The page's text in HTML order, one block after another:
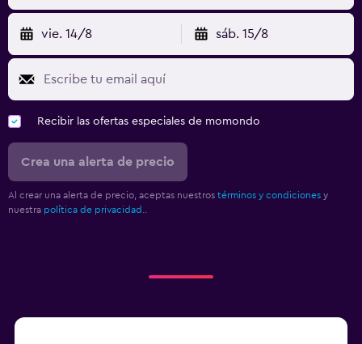
vie. 14/8 sáb. 15/8
Recibir las ofertas especiales de momondo
Crea una alerta de precio
Al crear una alerta de precio, aceptas nuestros términos y condiciones y
nuestra política de privacidad.